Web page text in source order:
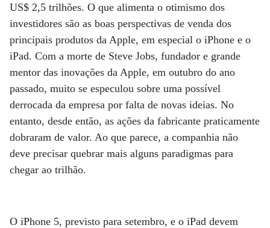
US$ 2,5 trilhões. O que alimenta o otimismo dos
investidores são as boas perspectivas de venda dos
principais produtos da Apple, em especial o iPhone e o
iPad. Com a morte de Steve Jobs, fundador e grande
mentor das inovações da Apple, em outubro do ano
passado, muito se especulou sobre uma possível
derrocada da empresa por falta de novas ideias. No
entanto, desde então, as ações da fabricante praticamente
dobraram de valor. Ao que parece, a companhia não
deve precisar quebrar mais alguns paradigmas para
chegar ao trilhão.
O iPhone 5, previsto para setembro, e o iPad devem